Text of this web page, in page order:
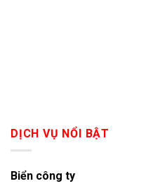
DỊCH VỤ NỔI BẬT
Biển công ty